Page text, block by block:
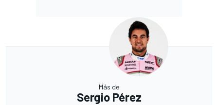
Más de
Sergio Pérez